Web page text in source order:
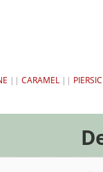
|| CARAMEL||